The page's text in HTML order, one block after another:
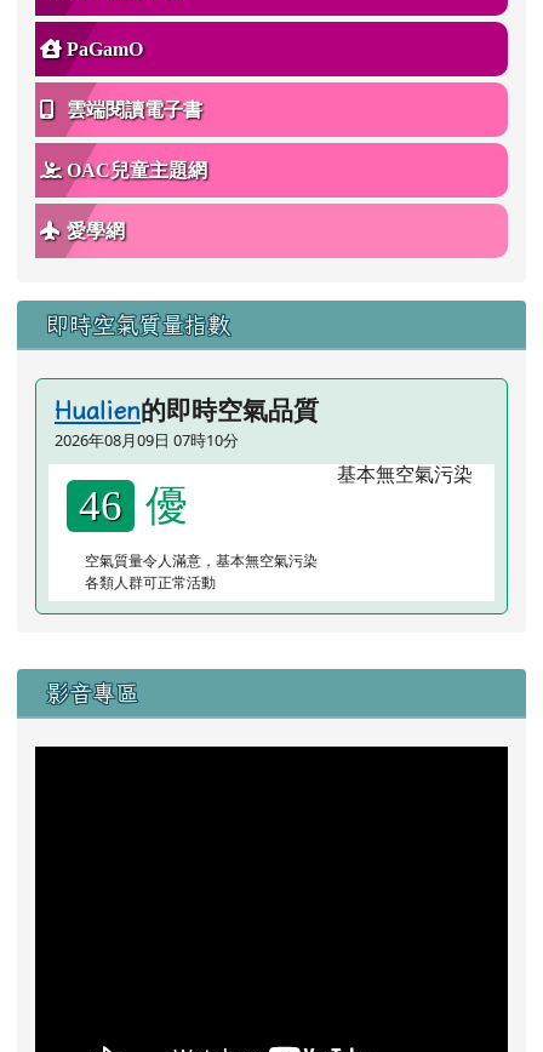
PaGamO
雲端閱讀電子書
OAC兒童主題網
愛學網
即時空氣質量指數
Hualien的即時空氣品質
2026年08月09日 07時10分
46 優
空氣質量令人滿意，基本無空氣污染
各類人群可正常活動
右邊區域內容
影音專區